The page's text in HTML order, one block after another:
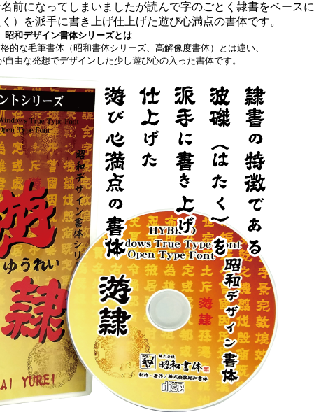
前になってしまいましたが読んで字のごとく隷書をベースに
）を派手に書き上げ仕上げた遊び心満点の書体です。
昭和デザイン書体シリーズとは
的な毛筆書体（昭和書体シリーズ、高解像度書体）とは違い、
想でデザインした少し遊び心の入った書体です。